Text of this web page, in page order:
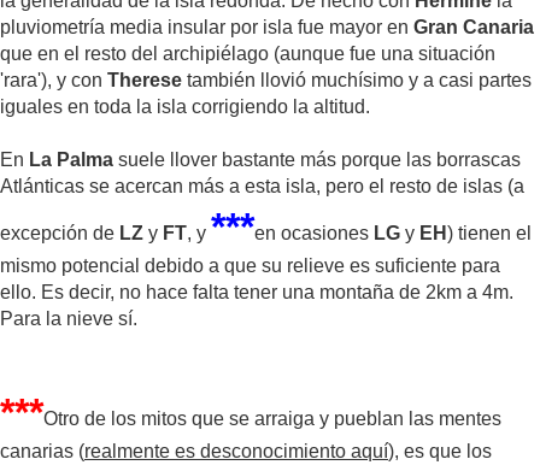
pluviometría media insular por isla fue mayor en Gran Canaria
que en el resto del archipiélago (aunque fue una situación
'rara'), y con Therese también llovió muchísimo y a casi partes
iguales en toda la isla corrigiendo la altitud.
En La Palma suele llover bastante más porque las borrascas
Atlánticas se acercan más a esta isla, pero el resto de islas (a
excepción de LZ y FT, y ***en ocasiones LG y EH) tienen el
mismo potencial debido a que su relieve es suficiente para
ello. Es decir, no hace falta tener una montaña de 2km a 4m.
Para la nieve sí.
***Otro de los mitos que se arraiga y pueblan las mentes
canarias (realmente es desconocimiento aquí), es que los